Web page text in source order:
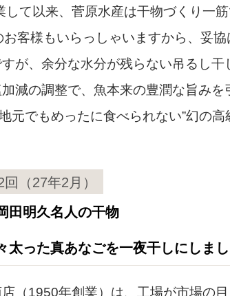
て以来、菅原水産は干物づくり一
客様もいらっしゃいますから、妥
が、余分な水分が残らない吊るし干
減の調整で、魚本来の豊潤な旨みを
でもめったに食べられない”幻の高
（27年2月）
田明久名人の干物
太った真あなごを一夜干しにしまし
（1950年創業）は、工場が市場の目